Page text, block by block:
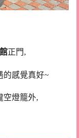
正門,
的感覺真好~
空燈籠外,